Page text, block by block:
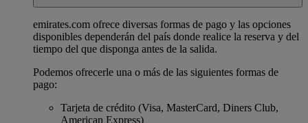
emirates.com ofrece diversas formas de pago y las opciones
disponibles dependerán del país donde realice la reserva y del
tiempo del que disponga antes de la salida.
Podemos ofrecerle una o más de las siguientes formas de
pago:
Tarjeta de crédito (Visa, MasterCard, Diners Club,
American Express)